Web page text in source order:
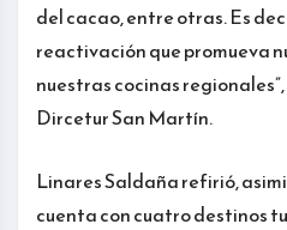
del cacao, entre otras. Es
reactivación que promueva
nuestras cocinas
Dircetur San Martín.
Linares Saldaña refirió,
cuenta con cuatro destinos